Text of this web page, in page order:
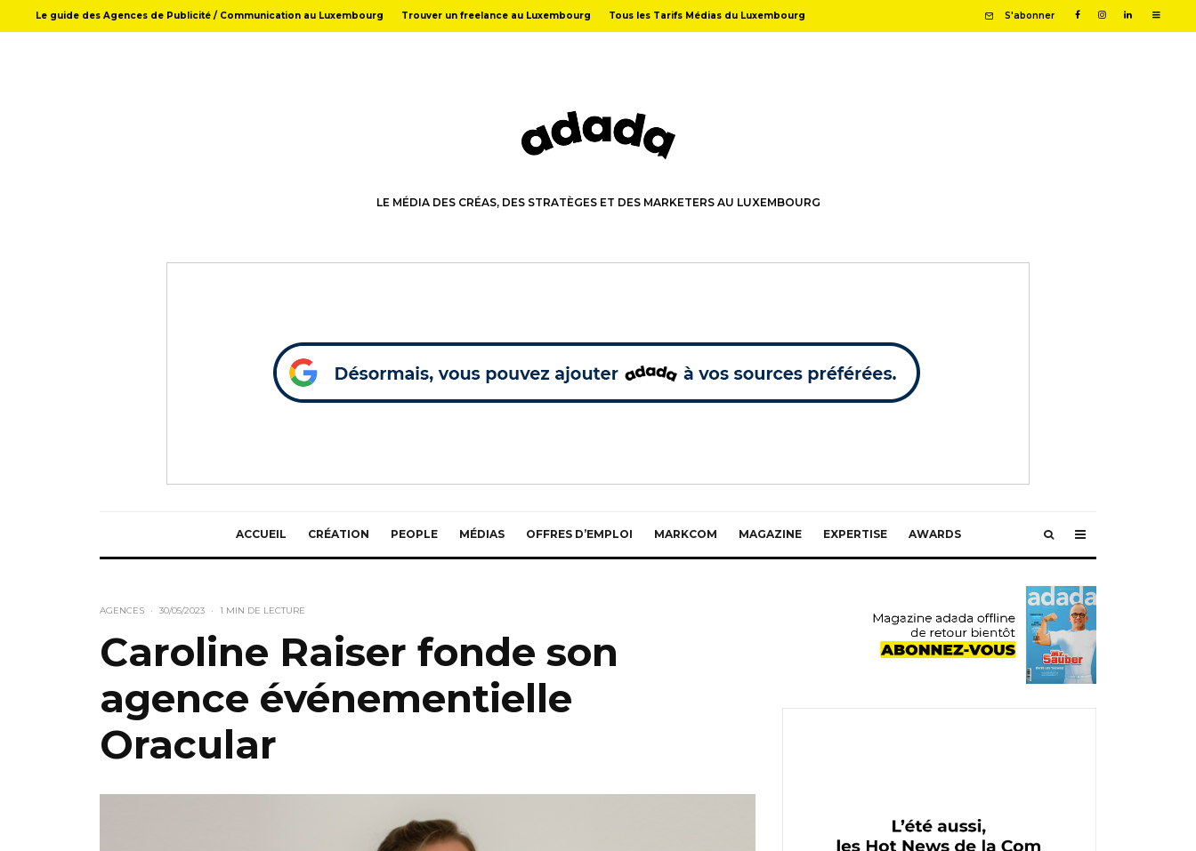
Le guide des Agences de Publicité / Communication au Luxembourg Trouver un freelance au Luxembourg Tous les Tarifs Médias du Luxembourg S'abonner
LE MÉDIA DES CRÉAS, DES STRATÈGES ET DES MARKETERS AU LUXEMBOURG
ACCUEIL CRÉATION PEOPLE MÉDIAS OFFRES D’EMPLOI MARKCOM MAGAZINE EXPERTISE AWARDS
AGENCES · 30/05/2023 · 1 MIN DE LECTURE
Caroline Raiser fonde son
agence événementielle
Oracular